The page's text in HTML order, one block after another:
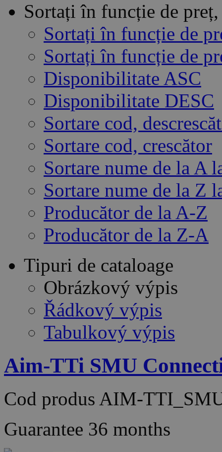
Sortați în funcție de
Sortați în funcție de
Sortați în funcție de
Disponibilitate ASC
Disponibilitate DESC
Sortare cod,
Sortare cod, crescător
Sortare nume de la A
Sortare nume de la Z
Producător de la A-Z
Producător de la Z-A
Tipuri de cataloage
Obrázkový výpis
Řádkový výpis
Tabulkový výpis
Aim-TTi SMU
Cod produs AIM-
Guarantee 36 months